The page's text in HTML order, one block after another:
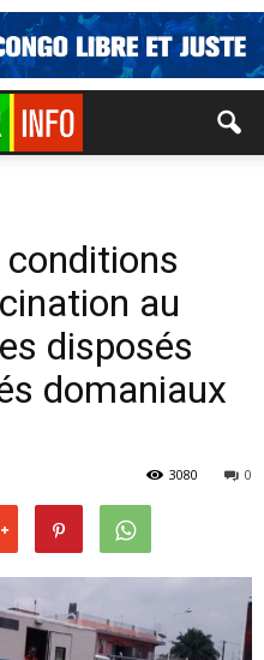
au
disposés
domaniaux
0
3080